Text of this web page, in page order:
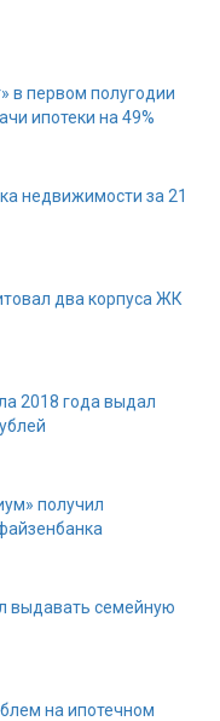
в первом полугодии
ипотеки на 49%
недвижимости за 21
два корпуса ЖК
2018 года выдал
получил
выдавать семейную
на ипотечном